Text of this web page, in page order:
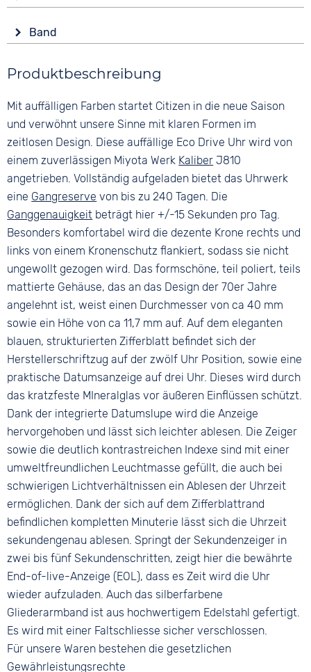
Datumsanzeige
Leuchtzeiger / -ziffern
10 bar
Mineralglas
Form
Rund
Material
Farbe
Silber
Analog
Blau
Ziffern
Keine
Band
Silber
Material
Bandschließe
Faltschließe
Produktbeschreibung
Mit auffälligen Farben startet Citizen in die neue Saison
und verwöhnt unsere Sinne mit klaren Formen im
zeitlosen Design. Diese auffällige Eco Drive Uhr wird von
einem zuverlässigen Miyota Werk Kaliber J810
angetrieben. Vollständig aufgeladen bietet das Uhrwerk
eine Gangreserve von bis zu 240 Tagen. Die
Ganggenauigkeit beträgt hier +/-15 Sekunden pro Tag.
Besonders komfortabel wird die dezente Krone rechts und
links von einem Kronenschutz flankiert, sodass sie nicht
ungewollt gezogen wird. Das formschöne, teil poliert, teils
mattierte Gehäuse, das an das Design der 70er Jahre
angelehnt ist, weist einen Durchmesser von ca 40 mm
sowie ein Höhe von ca 11,7 mm auf. Auf dem eleganten
blauen, strukturierten Zifferblatt befindet sich der
Herstellerschriftzug auf der zwölf Uhr Position, sowie eine
praktische Datumsanzeige auf drei Uhr. Dieses wird durch
das kratzfeste MIneralglas vor äußeren Einflüssen schützt.
Dank der integrierte Datumslupe wird die Anzeige
hervorgehoben und lässt sich leichter ablesen. Die Zeiger
sowie die deutlich kontrastreichen Indexe sind mit einer
umweltfreundlichen Leuchtmasse gefüllt, die auch bei
schwierigen Lichtverhältnissen ein Ablesen der Uhrzeit
ermöglichen. Dank der sich auf dem Zifferblattrand
befindlichen kompletten Minuterie lässt sich die Uhrzeit
sekundengenau ablesen. Springt der Sekundenzeiger in
zwei bis fünf Sekundenschritten, zeigt hier die bewährte
End-of-live-Anzeige (EOL), dass es Zeit wird die Uhr
wieder aufzuladen. Auch das silberfarbene
Gliederarmband ist aus hochwertigem Edelstahl gefertigt.
Es wird mit einer Faltschliesse sicher verschlossen.
Für unsere Waren bestehen die gesetzlichen
Gewährleistungsrechte